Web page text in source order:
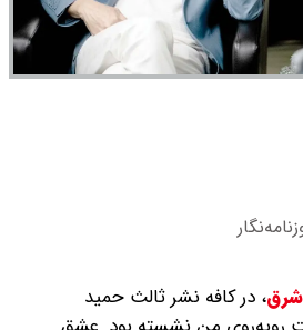
شرق، در کافه نشر ثالث حمید